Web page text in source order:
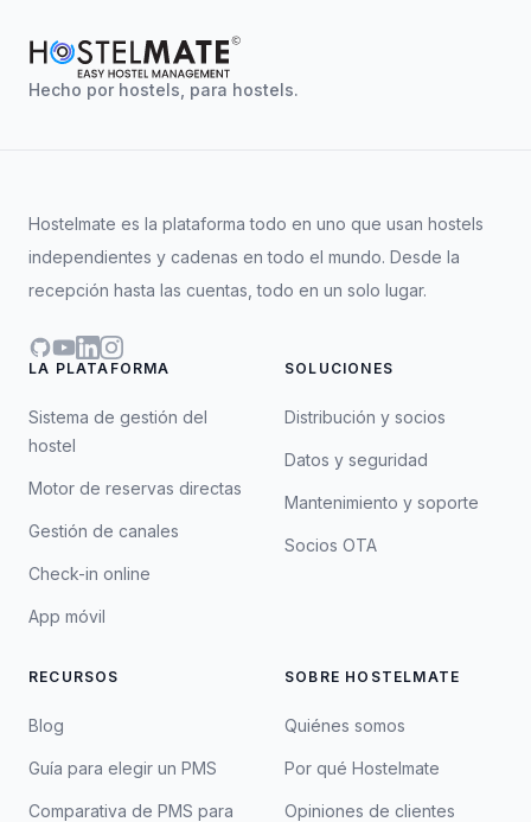
Hecho por hostels, para hostels.
Hostelmate es la plataforma todo en uno que usan hostels
independientes y cadenas en todo el mundo. Desde la
recepción hasta las cuentas, todo en un solo lugar.
GitHub
YouTube
LinkedIn
Instagram
LA PLATAFORMA
Sistema de gestión del
hostel
Motor de reservas directas
Gestión de canales
Check-in online
App móvil
SOLUCIONES
Distribución y socios
Datos y seguridad
Mantenimiento y soporte
Socios OTA
RECURSOS
Blog
Guía para elegir un PMS
Comparativa de PMS para
SOBRE HOSTELMATE
Quiénes somos
Por qué Hostelmate
Opiniones de clientes